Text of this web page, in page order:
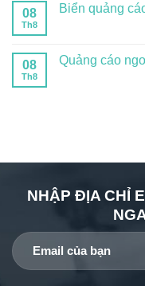
08
Th8
Biển quảng
08
Th8
Quảng cáo
NHẬP ĐỊA CHỈ